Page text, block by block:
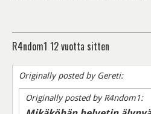
R4ndom1 12 vuotta sitten
Originally posted by Gereti:
Originally posted by R4ndom1: